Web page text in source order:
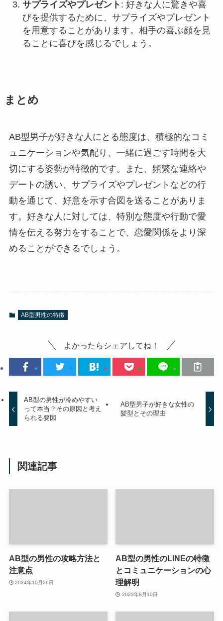
サプライズやプレゼント : 好きな人に驚きや喜
びを提供するために、サプライズやプレゼント
を用意することがあります。相手の喜ぶ顔を見
ることに喜びを感じるでしょう。
まとめ
AB型男子が好きな人にとる態度は、積極的なコミ
ュニケーションや気配り、一緒に過ごす時間を大
切にする姿勢が特徴的です。また、頻繁な連絡や
デートの誘い、サプライズやプレゼントなどの行
動を通じて、好意を示す合図を送ることがありま
す。好きな人に対しては、特別な態度や行動で愛
情を伝える努力をすることで、恋愛関係をより深
めることができるでしょう。
AB型男性の特徴
よかったらシェアしてね！
AB型の男性が冷めやすい
って本当？その原因と考え
られる要因
AB型男子が好きな女性の
髪型とその理由
関連記事
AB型の男性の攻略方法と
注意点
2024年10月26日
AB型の男性のLINEの特徴
とコミュニケーションの心
理解明
2023年8月10日